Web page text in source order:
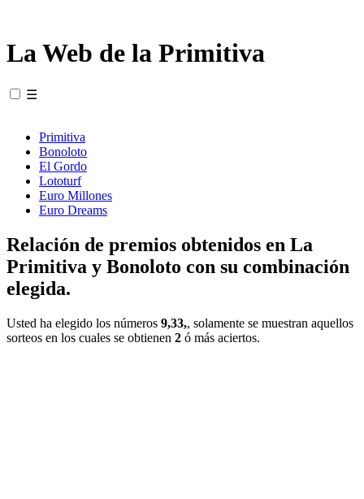
La Web de la Primitiva
☰
Primitiva
Bonoloto
El Gordo
Lototurf
Euro Millones
Euro Dreams
Relación de premios obtenidos en La
Primitiva y Bonoloto con su combinación
elegida.
Usted ha elegido los números 9,33,, solamente se muestran aquellos
sorteos en los cuales se obtienen 2 ó más aciertos.